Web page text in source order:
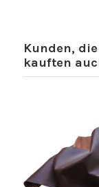
Kunden,
kauften